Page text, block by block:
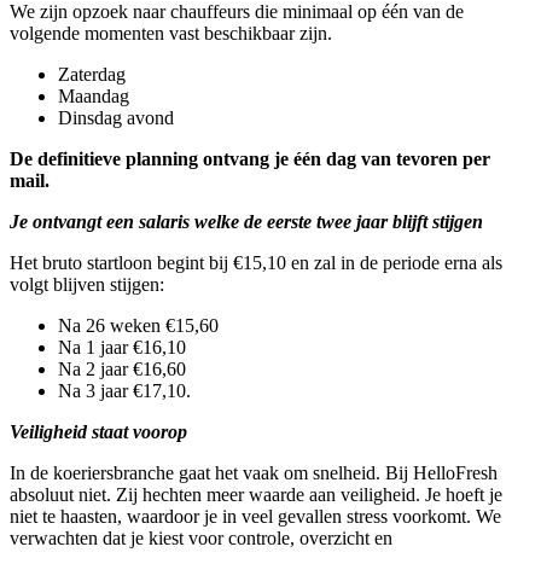
We zijn opzoek naar chauffeurs die minimaal op één van de
volgende momenten vast beschikbaar zijn.
Zaterdag
Maandag
Dinsdag avond
De definitieve planning ontvang je één dag van tevoren per
mail.
Je ontvangt een salaris welke de eerste twee jaar blijft stijgen
Het bruto startloon begint bij €15,10 en zal in de periode erna als
volgt blijven stijgen:
Na 26 weken €15,60
Na 1 jaar €16,10
Na 2 jaar €16,60
Na 3 jaar €17,10.
Veiligheid staat voorop
In de koeriersbranche gaat het vaak om snelheid. Bij HelloFresh
absoluut niet. Zij hechten meer waarde aan veiligheid. Je hoeft je
niet te haasten, waardoor je in veel gevallen stress voorkomt. We
verwachten dat je kiest voor controle, overzicht en